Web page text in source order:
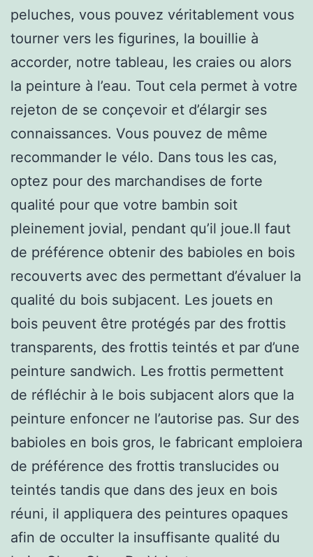
peluches, vous pouvez véritablement vous
tourner vers les figurines, la bouillie à
accorder, notre tableau, les craies ou alors
la peinture à l’eau. Tout cela permet à votre
rejeton de se conçevoir et d’élargir ses
connaissances. Vous pouvez de même
recommander le vélo. Dans tous les cas,
optez pour des marchandises de forte
qualité pour que votre bambin soit
pleinement jovial, pendant qu’il joue.Il faut
de préférence obtenir des babioles en bois
recouverts avec des permettant d’évaluer la
qualité du bois subjacent. Les jouets en
bois peuvent être protégés par des frottis
transparents, des frottis teintés et par d’une
peinture sandwich. Les frottis permettent
de réfléchir à le bois subjacent alors que la
peinture enfoncer ne l’autorise pas. Sur des
babioles en bois gros, le fabricant emploiera
de préférence des frottis translucides ou
teintés tandis que dans des jeux en bois
réuni, il appliquera des peintures opaques
afin de occulter la insuffisante qualité du